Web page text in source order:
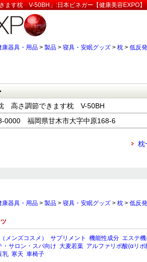
ます枕 V-50BH」:日本ビネガー【健康美容EXPO】
康器具・用品 > 製品 > 寝具・安眠グッズ > 枕 > 低反
高さ調節できます枕 V-50BH
0000 福岡県甘木市大字中原168-6
枕
康器具・用品 > 製品 > 寝具・安眠グッズ > 枕 > 低反
メンズコスメ） サプリメント 機能性成分 エステ
・サロン・スパ向け 大麦若葉 アルファリポ酸(αリポ
乳 寒天 車椅子